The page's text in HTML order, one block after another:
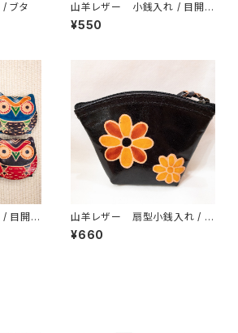
ブタ
山羊レザー 小銭入れ / 目開き
ネコ
¥550
目開き
山羊レザー 扇型小銭入れ / 2
輪の花
¥660